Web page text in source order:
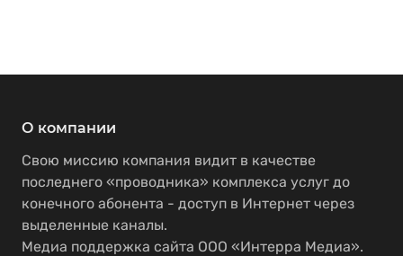
О компании
Свою миссию компания видит в качестве
последнего «проводника» комплекса услуг до
конечного абонента - доступ в Интернет через
выделенные каналы.
Медиа поддержка сайта ООО «Интерра Медиа».